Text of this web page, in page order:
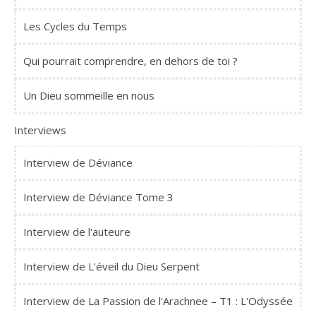
Les Cycles du Temps
Qui pourrait comprendre, en dehors de toi ?
Un Dieu sommeille en nous
Interviews
Interview de Déviance
Interview de Déviance Tome 3
Interview de l'auteure
Interview de L'éveil du Dieu Serpent
Interview de La Passion de l'Arachnee – T1 : L'Odyssée